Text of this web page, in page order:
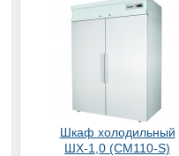
Шкаф холодильный
ШХ-1,0 (CM110-S)